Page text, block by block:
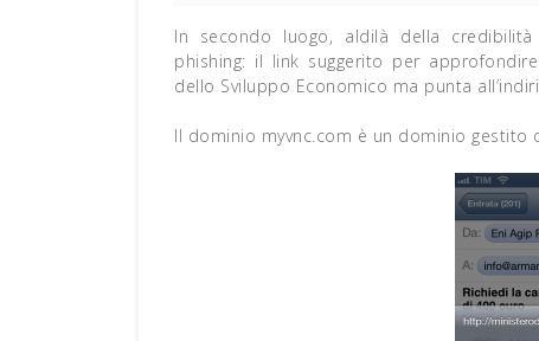
In secondo luogo, aldilà della
phishing: il link suggerito per
dello Sviluppo Economico ma punta
Il dominio myvnc.com è un dominio gestito